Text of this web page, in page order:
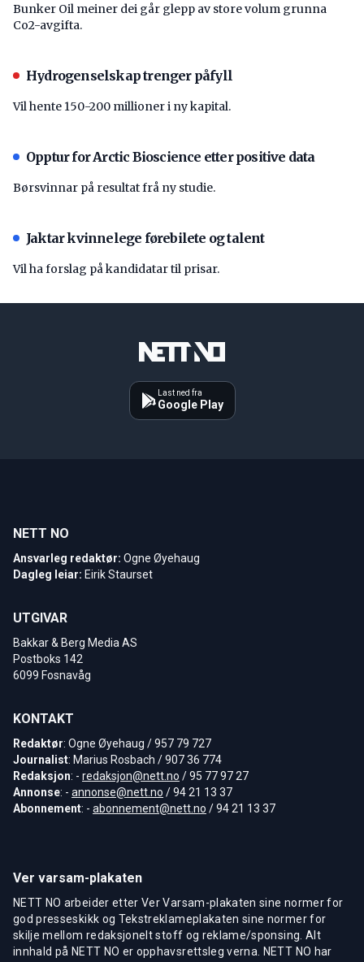
Bunker Oil meiner dei går glepp av store volum grunna
Co2-avgifta.
Hydrogenselskap trenger påfyll
Vil hente 150-200 millioner i ny kapital.
Opptur for Arctic Bioscience etter positive data
Børsvinnar på resultat frå ny studie.
Jaktar kvinnelege førebilete og talent
Vil ha forslag på kandidatar til prisar.
Last ned fra
Google Play
NETT NO
Ansvarleg redaktør: Ogne Øyehaug
Dagleg leiar: Eirik Staurset
UTGIVAR
Bakkar & Berg Media AS
Postboks 142
6099 Fosnavåg
KONTAKT
Redaktør: Ogne Øyehaug / 957 79 727
Journalist: Marius Rosbach / 907 36 774
Redaksjon: - redaksjon@nett.no / 95 77 97 27
Annonse: - annonse@nett.no / 94 21 13 37
Abonnement: - abonnement@nett.no / 94 21 13 37
Ver varsam-plakaten
NETT NO arbeider etter Ver Varsam-plakaten sine normer for
god presseskikk og Tekstreklameplakaten sine normer for
skilje mellom redaksjonelt stoff og reklame/sponsing. Alt
innhald på NETT NO er opphavsrettsleg verna. NETT NO har